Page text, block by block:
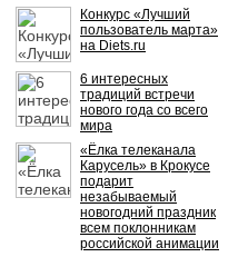
Конкурс «Лучший
пользователь марта»
на Diets.ru
6 интересных
традиций встречи
нового года со всего
мира
«Ёлка телеканала
Карусель» в Крокусе
подарит
незабываемый
новогодний праздник
всем поклонникам
российской анимации